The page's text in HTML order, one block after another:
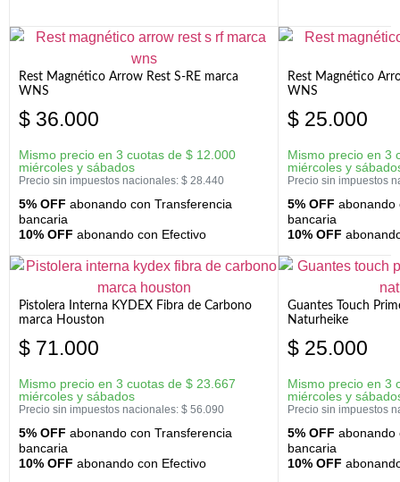
Rest Magnético Arrow Rest S-RE marca
WNS
$ 36.000
Mismo precio en 3 cuotas de $ 12.000
miércoles y sábados
Precio sin impuestos nacionales: $ 28.440
5% OFF abonando con Transferencia
bancaria
10% OFF abonando con Efectivo
Rest Magnético
WNS
$ 25.000
Mismo precio en 3
miércoles y
Precio sin impuestos
5% OFF abonando
bancaria
10% OFF
Pistolera Interna KYDEX Fibra de Carbono
marca Houston
$ 71.000
Mismo precio en 3 cuotas de $ 23.667
miércoles y sábados
Precio sin impuestos nacionales: $ 56.090
5% OFF abonando con Transferencia
bancaria
10% OFF abonando con Efectivo
Guantes Touch
Naturheike
$ 25.000
Mismo precio en 3
miércoles y
Precio sin impuestos
5% OFF abonando
bancaria
10% OFF